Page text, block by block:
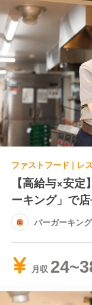
【高給与×安
ーキング」で
バーガーキン
月収